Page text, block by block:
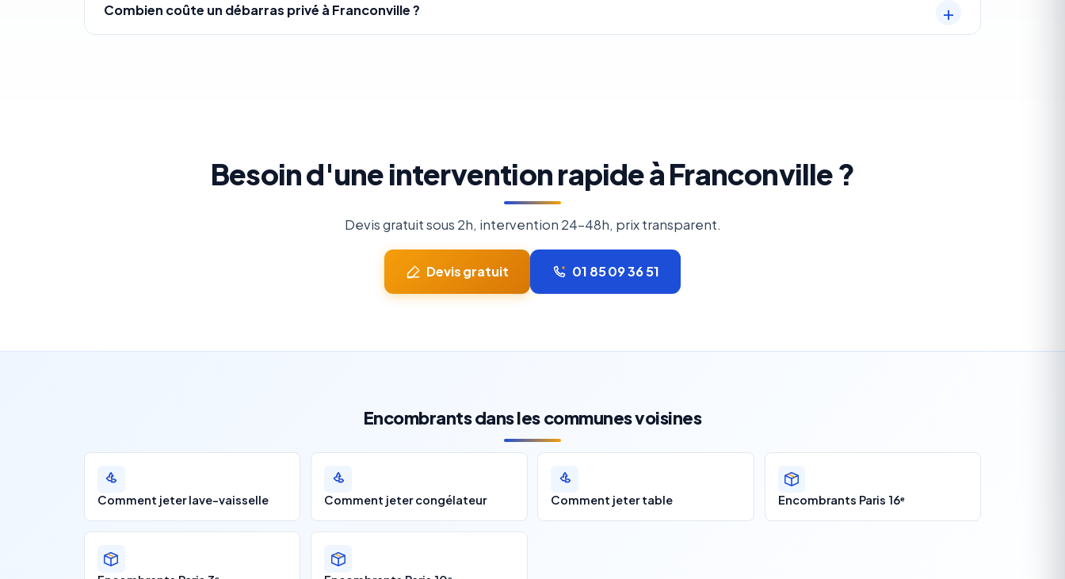
Combien coûte un débarras privé à Franconville ?
Besoin d'une intervention rapide à Franconville ?
Devis gratuit sous 2h, intervention 24-48h, prix transparent.
Devis gratuit 01 85 09 36 51
Encombrants dans les communes voisines
Comment jeter lave-vaisselle Comment jeter congélateur Comment jeter table Encombrants Paris 16ᵉ